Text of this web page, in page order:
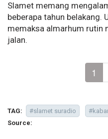
Slamet memang
beberapa tahun belakang.
memaksa almarhum rutin
jalan.
1
TAG:
#slamet suradio
Source: